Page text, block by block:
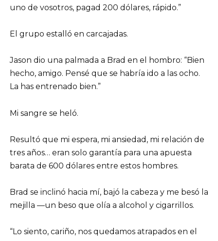
uno de vosotros, pagad 200 dólares, rápido.”
El grupo estalló en carcajadas.
Jason dio una palmada a Brad en el hombro: “Bien
hecho, amigo. Pensé que se habría ido a las ocho.
La has entrenado bien.”
Mi sangre se heló.
Resultó que mi espera, mi ansiedad, mi relación de
tres años… eran solo garantía para una apuesta
barata de 600 dólares entre estos hombres.
Brad se inclinó hacia mí, bajó la cabeza y me besó la
mejilla —un beso que olía a alcohol y cigarrillos.
“Lo siento, cariño, nos quedamos atrapados en el